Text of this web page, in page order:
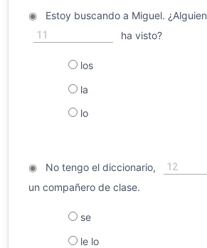
◉Estoy buscando a Miguel. ¿Alguien
11 ha visto?
los
la
lo
◉No tengo el diccionario, 12
un compañero de clase.
se
le lo